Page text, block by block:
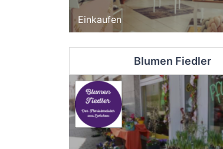
Einkaufen
Blumen Fiedler